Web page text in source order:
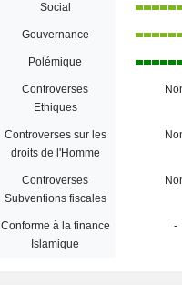
Social
Gouvernance
Polémique
Controverses
Ethiques
Controverses sur les
droits de l'Homme
Controverses
Subventions fiscales
Conforme à la finance
Islamique
-